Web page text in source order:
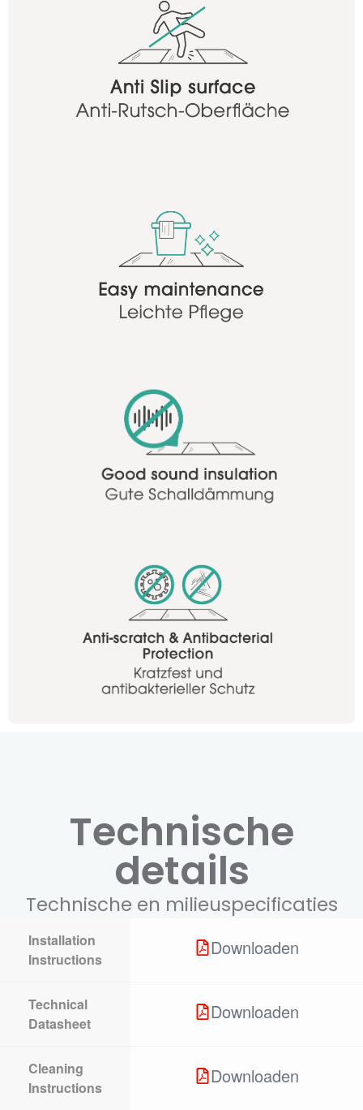
Technische
details
Technische en milieuspecificaties
Installation
Instructions
Downloaden
Technical
Datasheet
Downloaden
Cleaning
Instructions
Downloaden